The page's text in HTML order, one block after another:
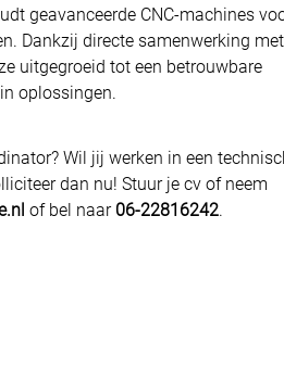
geavanceerde CNC-machines
Dankzij directe samenwerking met
uitgegroeid tot een betrouwbare
oplossingen.
Wil jij werken in een
dan nu! Stuur je cv of neem
of bel naar 06-22816242.